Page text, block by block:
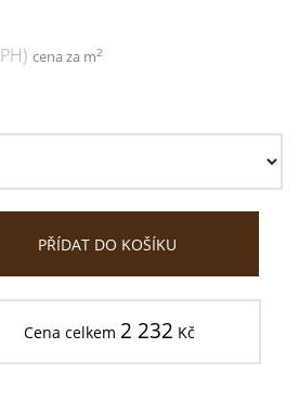
cena za m2
PŘÍDAT DO KOŠÍKU
Cena celkem 2 232 Kč